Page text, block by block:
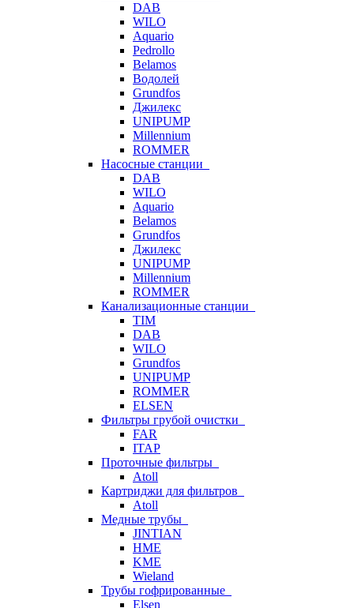
DAB
WILO
Aquario
Pedrollo
Belamos
Водолей
Grundfos
Джилекс
UNIPUMP
Millennium
ROMMER
Насосные станции
DAB
WILO
Aquario
Belamos
Grundfos
Джилекс
UNIPUMP
Millennium
ROMMER
Канализационные станции
TIM
DAB
WILO
Grundfos
UNIPUMP
ROMMER
ELSEN
Фильтры грубой очистки
FAR
ITAP
Проточные фильтры
Atoll
Картриджи для фильтров
Atoll
Медные трубы
JINTIAN
HME
KME
Wieland
Трубы гофрированные
Elsen